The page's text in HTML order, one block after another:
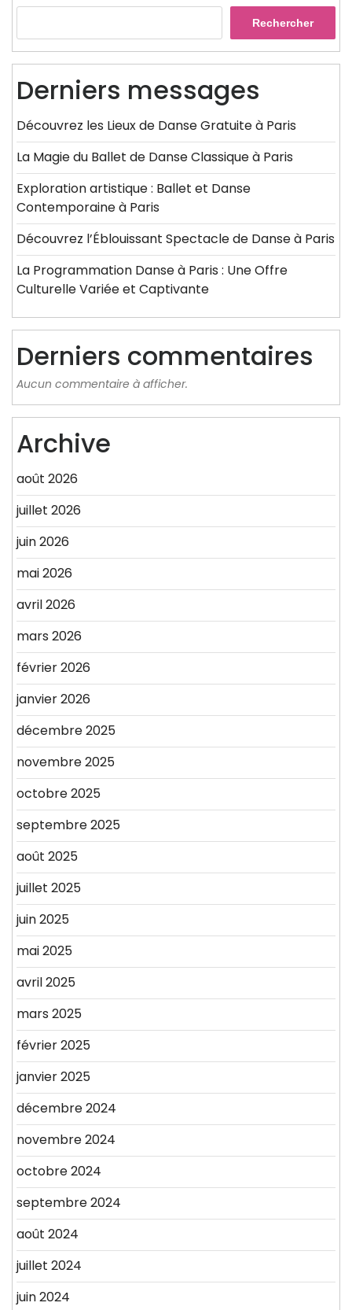
Rechercher
Derniers messages
Découvrez les Lieux de Danse Gratuite à Paris
La Magie du Ballet de Danse Classique à Paris
Exploration artistique : Ballet et Danse
Contemporaine à Paris
Découvrez l’Éblouissant Spectacle de Danse à Paris
La Programmation Danse à Paris : Une Offre
Culturelle Variée et Captivante
Derniers commentaires
Aucun commentaire à afficher.
Archive
août 2026
juillet 2026
juin 2026
mai 2026
avril 2026
mars 2026
février 2026
janvier 2026
décembre 2025
novembre 2025
octobre 2025
septembre 2025
août 2025
juillet 2025
juin 2025
mai 2025
avril 2025
mars 2025
février 2025
janvier 2025
décembre 2024
novembre 2024
octobre 2024
septembre 2024
août 2024
juillet 2024
juin 2024